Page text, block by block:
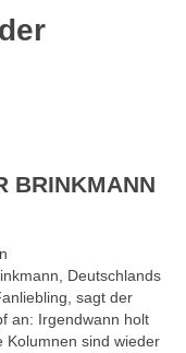
BRINKMANN
Deutschlands
sagt der
an: Irgendwann holt
Kolumnen sind wieder